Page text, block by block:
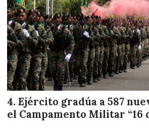
Ejército gradúa a 587
el Campamento Militar “16